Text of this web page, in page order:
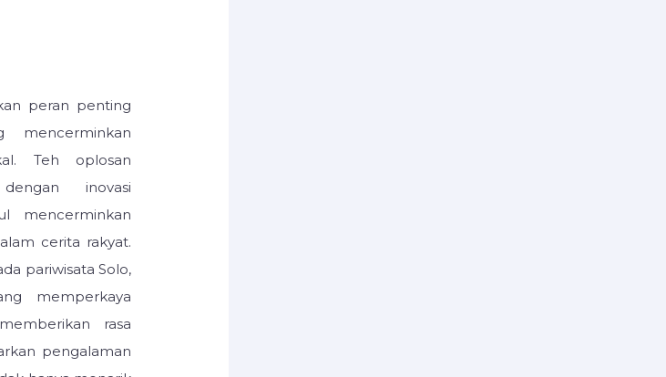
peran penting
mencerminkan
Teh oplosan
inovasi
mencerminkan
cerita rakyat.
pariwisata Solo,
memperkaya
rasa
pengalaman